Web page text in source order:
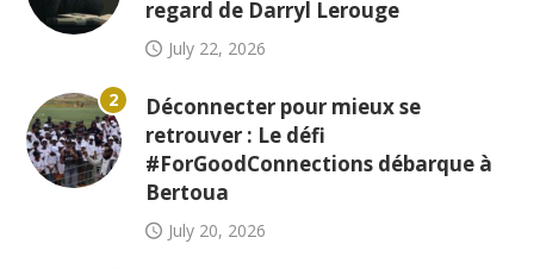
regard de Darryl Lerouge
July 22, 2026
2
Déconnecter pour mieux se
retrouver : Le défi
#ForGoodConnections débarque à
Bertoua
July 20, 2026